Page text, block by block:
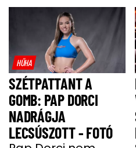
HŰHA
SZÉTPATTANT A
GOMB: PAP DORCI
NADRÁGJA
LECSÚSZOTT - FOTÓ